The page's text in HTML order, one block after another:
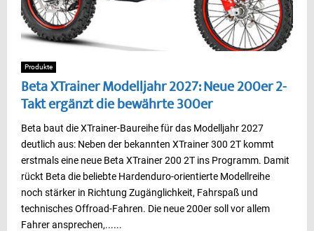
Produkte
Beta XTrainer Modelljahr 2027: Neue 200er 2-
Takt ergänzt die bewährte 300er
Beta baut die XTrainer-Baureihe für das Modelljahr 2027
deutlich aus: Neben der bekannten XTrainer 300 2T kommt
erstmals eine neue Beta XTrainer 200 2T ins Programm. Damit
rückt Beta die beliebte Hardenduro-orientierte Modellreihe
noch stärker in Richtung Zugänglichkeit, Fahrspaß und
technisches Offroad-Fahren. Die neue 200er soll vor allem
Fahrer ansprechen,......